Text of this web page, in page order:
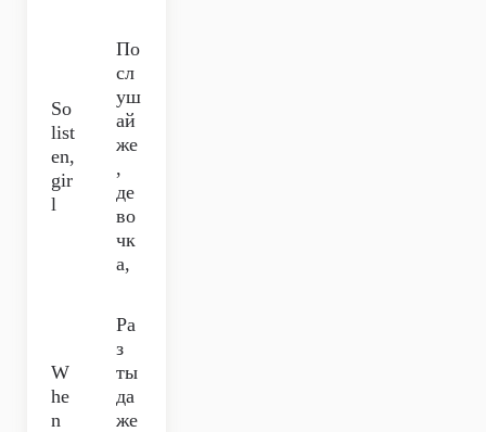
So
list
en,
gir
l
По
сл
уш
ай
же
,
де
во
чк
а,
W
he
n
Ра
з
ты
да
же